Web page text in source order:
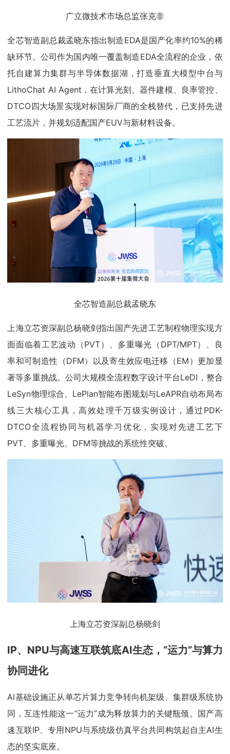
广立微技术市场总监张克非
全芯智造副总裁孟晓东指出制造EDA是国产化率约10%的稀
缺环节。公司作为国内唯一覆盖制造EDA全流程的企业，依
托自建算力集群与半导体数据湖，打造垂直大模型中台与
LithoChat AI Agent，在计算光刻、器件建模、良率管控、
DTCO四大场景实现对标国际厂商的全栈替代，已支持先进
工艺流片，并规划适配国产EUV与新材料设备。
全芯智造副总裁孟晓东
上海立芯资深副总杨晓剑指出国产先进工艺制程物理实现方
面面临着工艺波动（PVT）、多重曝光（DPT/MPT）、良
率和可制造性（DFM）以及寄生效应电迁移（EM）更加显
著等多重挑战。公司大规模全流程数字设计平台LeDI，整合
LeSyn物理综合、LePlan智能布图规划与LeAPR自动布局布
线三大核心工具，高效处理千万级实例设计，通过PDK-
DTCO全流程协同与机器学习优化，实现对先进工艺下
PVT、多重曝光、DFM等挑战的系统性突破。
上海立芯资深副总杨晓剑
IP、NPU与高速互联筑底AI生态，“运力”与算力
协同进化
AI基础设施正从单芯片算力竞争转向机架级、集群级系统协
同，互连性能这一“运力”成为释放算力的关键瓶颈。国产高
速互联IP、专用NPU与系统级仿真平台共同构筑起自主AI生
态的坚实底座。